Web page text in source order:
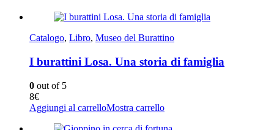
Catalogo, Libro, Museo del Burattino
I burattini Losa. Una storia di famiglia
0 out of 5
8€
Aggiungi al carrelloMostra carrello